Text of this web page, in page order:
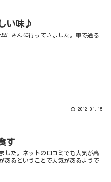
い味♪
さんに行ってきました。車で通る
2012.01.15
す
した。ネットの口コミでも人気が高
あるということで人気があるようで